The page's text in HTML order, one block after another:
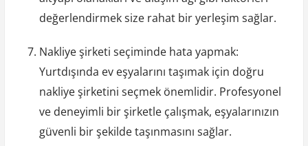
değerlendirmek size rahat bir yerleşim sağlar.
Nakliye şirketi seçiminde hata yapmak:
Yurtdışında ev eşyalarını taşımak için doğru
nakliye şirketini seçmek önemlidir. Profesyonel
ve deneyimli bir şirketle çalışmak, eşyalarınızın
güvenli bir şekilde taşınmasını sağlar.